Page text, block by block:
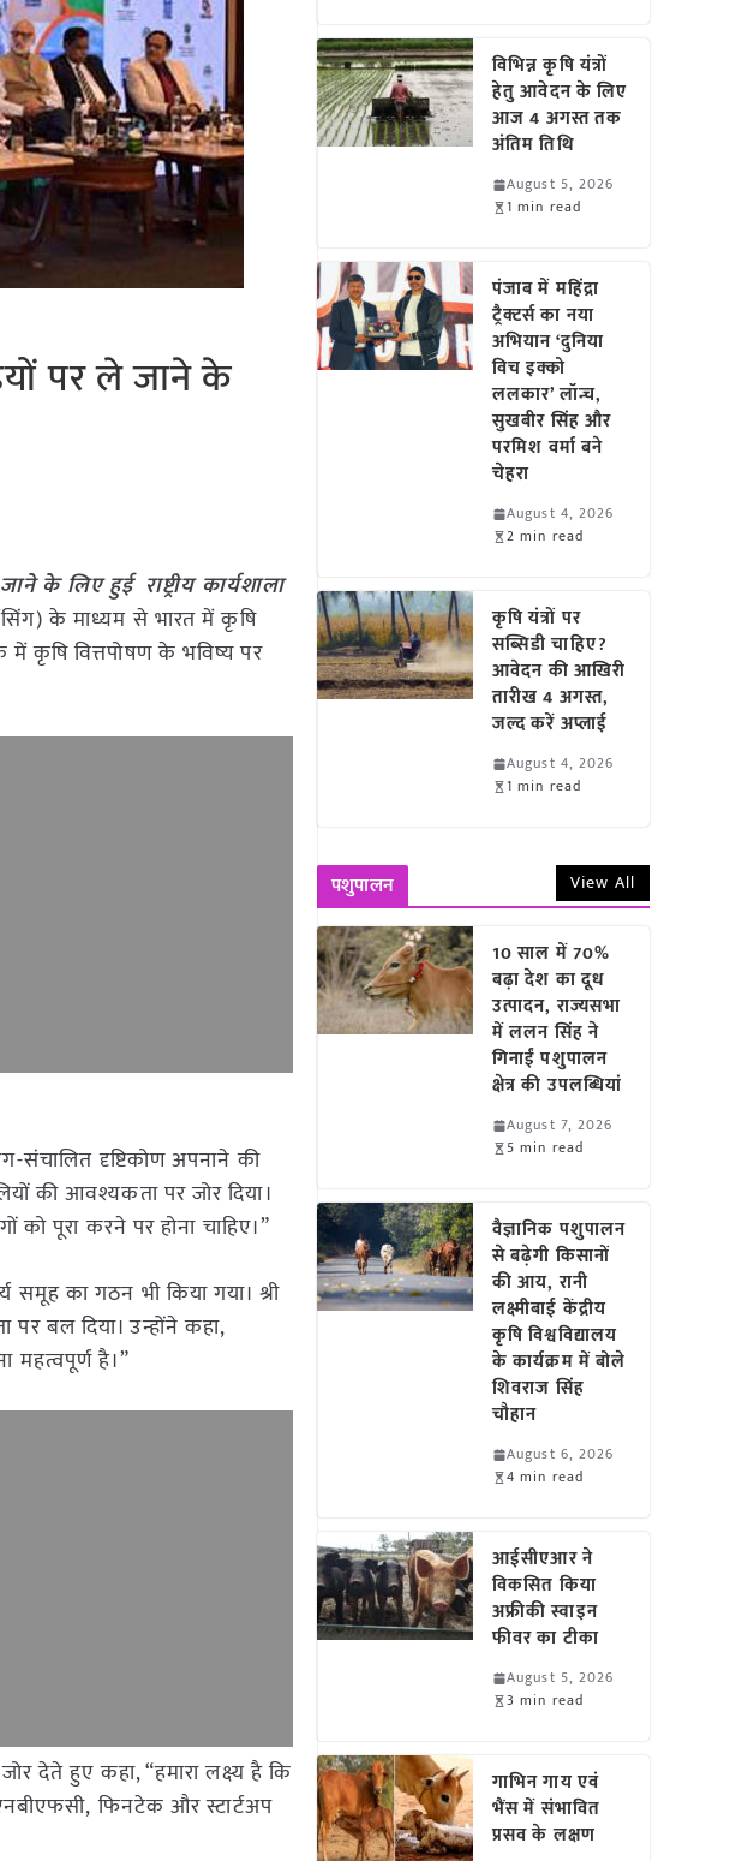
पर ले जाने के
के लिए हुई राष्ट्रीय कार्यशाला
के माध्यम से भारत में कृषि
में कृषि वित्तपोषण के भविष्य पर
संचालित दृष्टिकोण अपनाने की
की आवश्यकता पर जोर दिया।
को पूरा करने पर होना चाहिए।”
का गठन भी किया गया। श्री
बल दिया। उन्होंने कहा,
महत्वपूर्ण है।”
देते हुए कहा, “हमारा लक्ष्य है कि
फिनटेक और स्टार्टअप
विभिन्न कृषि यंत्रों
हेतु आवेदन के लिए
आज 4 अगस्त तक
अंतिम तिथि
August 5, 2026
1 min read
पंजाब में महिंद्रा
ट्रैक्टर्स का नया
अभियान ‘दुनिया
विच इक्को
ललकार’ लॉन्च,
सुखबीर सिंह और
परमिश वर्मा बने
चेहरा
August 4, 2026
2 min read
कृषि यंत्रों पर
सब्सिडी चाहिए?
आवेदन की आखिरी
तारीख 4 अगस्त,
जल्द करें अप्लाई
August 4, 2026
1 min read
पशुपालन View All
10 साल में 70%
बढ़ा देश का दूध
उत्पादन, राज्यसभा
में ललन सिंह ने
गिनाईं पशुपालन
क्षेत्र की उपलब्धियां
August 7, 2026
5 min read
वैज्ञानिक पशुपालन
से बढ़ेगी किसानों
की आय, रानी
लक्ष्मीबाई केंद्रीय
कृषि विश्वविद्यालय
के कार्यक्रम में बोले
शिवराज सिंह
चौहान
August 6, 2026
4 min read
आईसीएआर ने
विकसित किया
अफ्रीकी स्वाइन
फीवर का टीका
August 5, 2026
3 min read
गाभिन गाय एवं
भैंस में संभावित
प्रसव के लक्षण